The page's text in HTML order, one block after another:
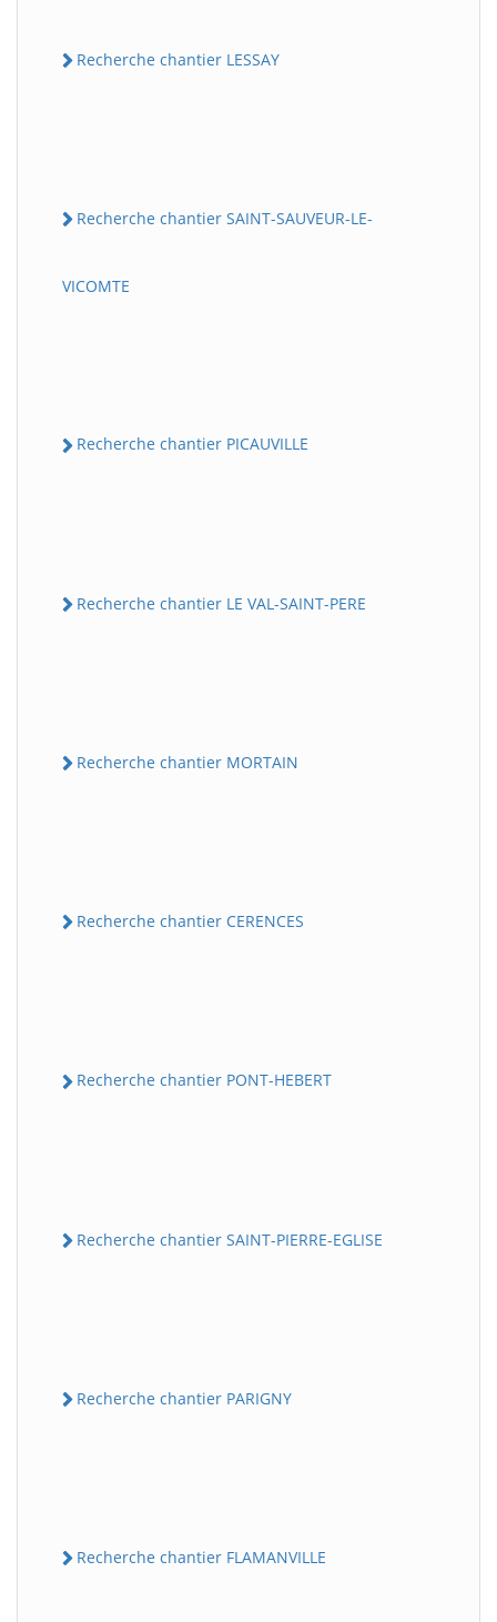
Recherche chantier LESSAY
Recherche chantier SAINT-SAUVEUR-LE-
VICOMTE
Recherche chantier PICAUVILLE
Recherche chantier LE VAL-SAINT-PERE
Recherche chantier MORTAIN
Recherche chantier CERENCES
Recherche chantier PONT-HEBERT
Recherche chantier SAINT-PIERRE-EGLISE
Recherche chantier PARIGNY
Recherche chantier FLAMANVILLE